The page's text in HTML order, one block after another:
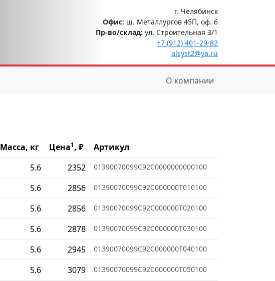
г. Челябинск
Офис: ш. Металлургов 45П, оф. 6
Пр-во/склад: ул. Строительная 3/1
+7 (912) 401-29-82
alsyst2@ya.ru
О компании
Масса, кг Цена1, ₽
Артикул
5.6 2352 01390070099C92C0000000000100
5.6 2856 01390070099C92C000000T010100
5.6 2856 01390070099C92C000000T020100
5.6 2878 01390070099C92C000000T030100
5.6 2945 01390070099C92C000000T040100
5.6 3079 01390070099C92C000000T050100